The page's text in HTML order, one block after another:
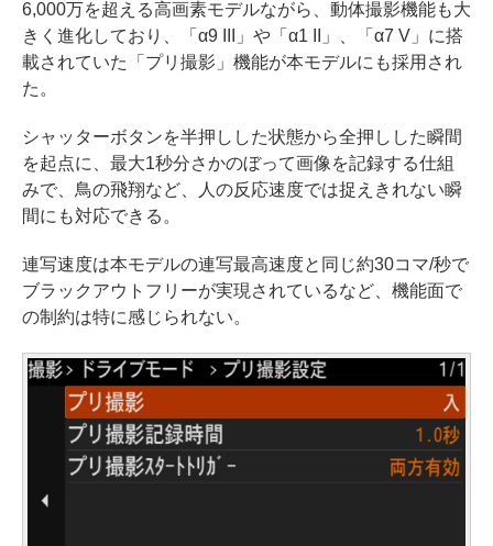
6,000万を超える高画素モデルながら、動体撮影機能も大
きく進化しており、「α9 III」や「α1 II」、「α7 V」に搭
載されていた「プリ撮影」機能が本モデルにも採用され
た。
シャッターボタンを半押しした状態から全押しした瞬間
を起点に、最大1秒分さかのぼって画像を記録する仕組
みで、鳥の飛翔など、人の反応速度では捉えきれない瞬
間にも対応できる。
連写速度は本モデルの連写最高速度と同じ約30コマ/秒で
ブラックアウトフリーが実現されているなど、機能面で
の制約は特に感じられない。